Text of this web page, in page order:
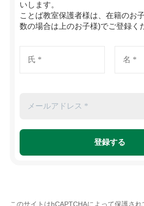
いします。
ことば教室保護者様は、在籍のお
数の場合は上のお子様)でご登録く
このサイトはhCAPTCHAによって保護され